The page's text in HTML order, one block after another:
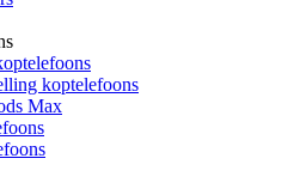
koptelefoons
Max